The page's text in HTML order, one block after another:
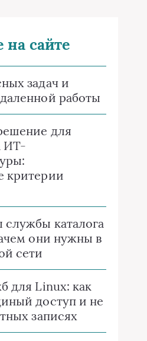
на сайте
задач и
работы
для
ИТ-
критерии
службы каталога
они нужны в
сети
для Linux: как
доступ и не
записях